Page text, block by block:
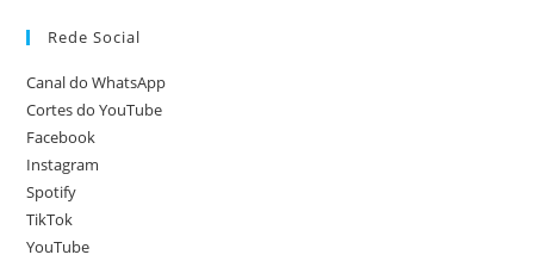
Rede Social
Canal do WhatsApp
Cortes do YouTube
Facebook
Instagram
Spotify
TikTok
YouTube